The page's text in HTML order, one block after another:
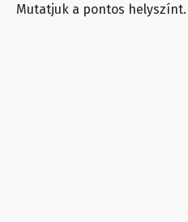
Mutatjuk a pontos helyszínt.